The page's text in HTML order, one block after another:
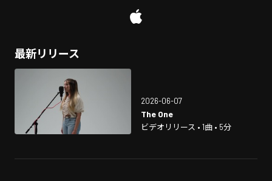
最新リリース
2026-06-07
The One
ビデオリリース • 1曲 • 5分